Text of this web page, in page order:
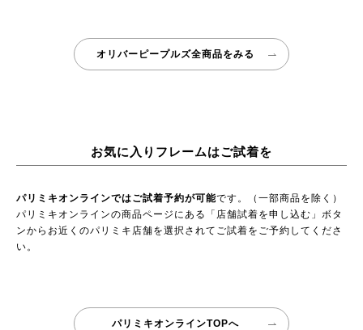
オリバーピープルズ全商品をみる
お気に入りフレームはご試着を
パリミキオンラインではご試着予約が可能です。（一部商品を除く）
パリミキオンラインの商品ページにある「店舗試着を申し込む」ボタ
ンからお近くのパリミキ店舗を選択されてご試着をご予約してくださ
い。
パリミキオンラインTOPへ